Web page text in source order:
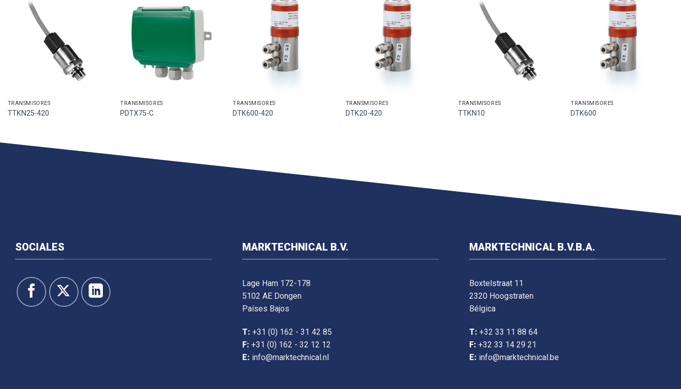
TRANSMISORES
TTKN25-420
TRANSMISORES
PDTX75-C
TRANSMISORES
DTK600-420
TRANSMISORES
DTK20-420
TRANSMISORES
TTKN10
TRANSMISORES
DTK600
SOCIALES MARKTECHNICAL B.V.
Lage Ham 172-178
5102 AE Dongen
Países Bajos
T: +31 (0) 162 - 31 42 85
F: +31 (0) 162 - 32 12 12
E: info@marktechnical.nl
MARKTECHNICAL B.V.B.A.
Boxtelstraat 11
2320 Hoogstraten
Bélgica
T: +32 33 11 88 64
F: +32 33 14 29 21
E: info@marktechnical.be